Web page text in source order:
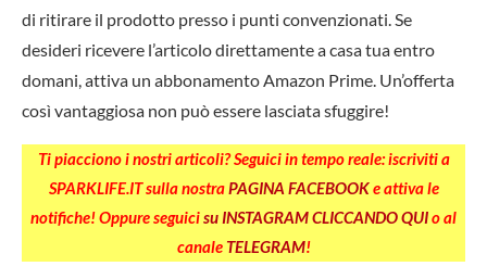
di ritirare il prodotto presso i punti convenzionati. Se
desideri ricevere l’articolo direttamente a casa tua entro
domani, attiva un abbonamento Amazon Prime. Un’offerta
così vantaggiosa non può essere lasciata sfuggire!
Ti piacciono i nostri articoli? Seguici in tempo reale: iscriviti a
SPARKLIFE.IT sulla nostraPAGINA FACEBOOKe attiva le
notifiche! Oppure seguicisu INSTAGRAM CLICCANDO QUIo al
canale TELEGRAM!